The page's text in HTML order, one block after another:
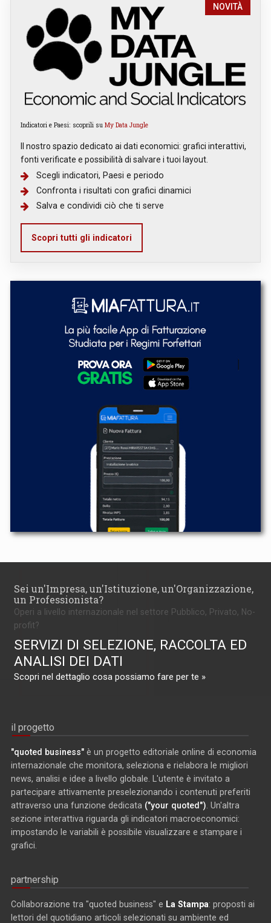
NOVITÀ
Indicatori e Paesi: scoprili su My Data Jungle
Il nostro spazio dedicato ai dati economici: grafici interattivi,
fonti verificate e possibilità di salvare i tuoi layout.
Scegli indicatori, Paesi e periodo
Confronta i risultati con grafici dinamici
Salva e condividi ciò che ti serve
Scopri tutti gli indicatori
Sei un'Impresa, un'Istituzione, un'Organizzazione,
un Professionista?
Operi a livello internazionale nel settore Pubblico, Privato, No-
profit?
SERVIZI DI SELEZIONE, RACCOLTA ED
ANALISI DEI DATI
Scopri nel dettaglio cosa possiamo fare per te »
il progetto
"quoted business" è un progetto editoriale online di economia
internazionale che monitora, seleziona e rielabora le migliori
news, analisi e idee a livello globale. L'utente è invitato a
partecipare attivamente preselezionando i contenuti preferiti
attraverso una funzione dedicata ("your quoted") . Un'altra
sezione interattiva riguarda gli indicatori macroeconomici:
impostando le variabili è possibile visualizzare e stampare i
grafici.
partnership
Collaborazione tra "quoted business" e La Stampa: proposti ai
lettori del quotidiano articoli selezionati su ambiente ed